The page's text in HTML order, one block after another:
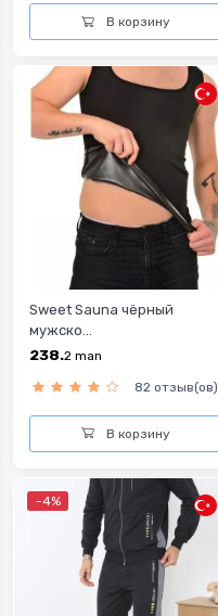
В корзину
Sweet Sauna чёрный
мужско...
238.2 man
82 отзыв(ов)
В корзину
-4%